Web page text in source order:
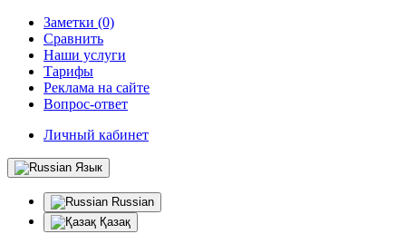
Заметки (0)
Сравнить
Наши услуги
Тарифы
Реклама на сайте
Вопрос-ответ
Личный кабинет
Язык
Russian
Қазақ